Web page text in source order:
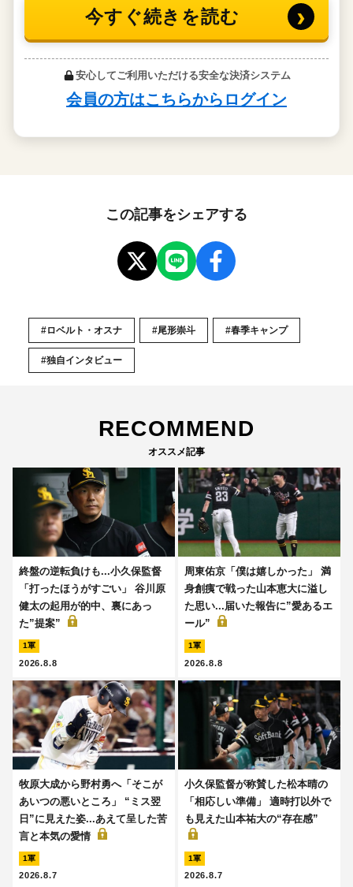
この記事をシェアする
#ロベルト・オスナ #尾形崇斗 #春季キャンプ
#独自インタビュー
RECOMMEND
オススメ記事
終盤の逆転負けも...小久保監督
「打ったほうがすごい」 谷川原
健太の起用が的中、裏にあっ
た”提案”
1軍
2026.8.8
周東佑京「僕は嬉しかった」 満
身創痍で戦った山本恵大に溢し
た思い...届いた報告に”愛あるエ
ール”
1軍
2026.8.8
牧原大成から野村勇へ「そこが
あいつの悪いところ」 “ミス翌
日”に見えた姿...あえて呈した苦
言と本気の愛情
1軍
2026.8.7
小久保監督が称賛した松本晴の
「相応しい準備」 適時打以外で
も見えた山本祐大の“存在感”
1軍
2026.8.7